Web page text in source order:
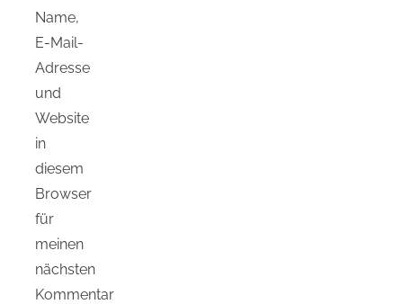
Name,
E-Mail-
Adresse
und
Website
in
diesem
Browser
für
meinen
nächsten
Kommentar